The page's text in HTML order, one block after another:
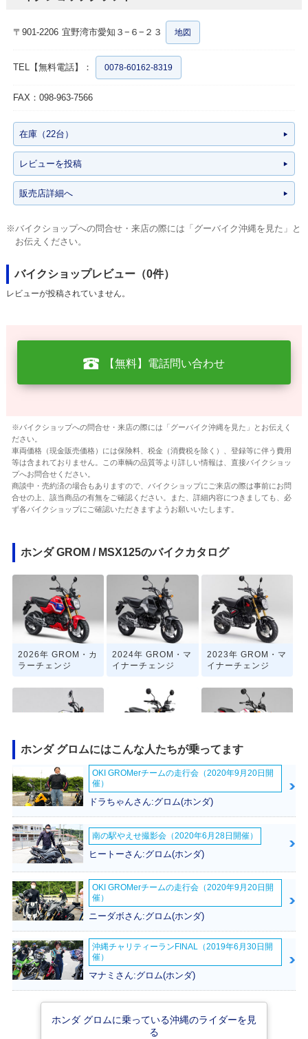
〒901-2206 宜野湾市愛知３−６−２３ 地図
TEL【無料電話】： 0078-60162-8319
FAX：098-963-7566
在庫（22台）
レビューを投稿
販売店詳細へ
※バイクショップへの問合せ・来店の際には「グーバイク沖縄を見た」と
お伝えください。
バイクショップレビュー（0件）
レビューが投稿されていません。
【無料】電話問い合わせ
※バイクショップへの問合せ・来店の際には「グーバイク沖縄を見た」とお伝えく
ださい。
車両価格（現金販売価格）には保険料、税金（消費税を除く）、登録等に伴う費用
等は含まれておりません。この車輌の品質等より詳しい情報は、直接バイクショッ
プへお問合せください。
商談中・売約済の場合もありますので、バイクショップにご来店の際は事前にお問
合せの上、該当商品の有無をご確認ください。また、詳細内容につきましても、必
ず各バイクショップにご確認いただきますようお願いいたします。
ホンダ GROM / MSX125のバイクカタログ
2026年 GROM・カ
ラーチェンジ
2024年 GROM・マ
イナーチェンジ
2023年 GROM・マ
イナーチェンジ
2021年 GROM・フ
ルモデルチェンジ
2021年 MSX125 G
ROM
2020年 GROM・カ
ラーチェンジ
2018年 GROM・カ
ラーチェンジ
2016年 GROM・マ
イナーチェンジ
2016年 MSX125S
F・マイナーチェン
2015年 GROM・カ
ラーチェンジ
2014年 GROM・マ
イナーチェンジ
2013年 GROM・新
登場
ホンダ グロムにはこんな人たちが乗ってます
OKI GROMerチームの走行会（2020年9月20日開
催）
ドラちゃんさん:グロム(ホンダ)
南の駅やえせ撮影会（2020年6月28日開催）
ヒートーさん:グロム(ホンダ)
OKI GROMerチームの走行会（2020年9月20日開
催）
ニーダボさん:グロム(ホンダ)
沖縄チャリティーランFINAL（2019年6月30日開
催）
マナミさん:グロム(ホンダ)
ホンダ グロムに乗っている沖縄のライダーを見
る